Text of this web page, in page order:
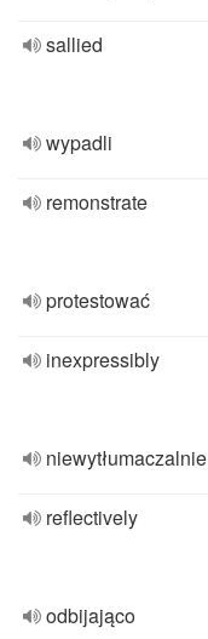
sallied
wypadli
remonstrate
protestować
inexpressibly
niewytłumaczalnie
reflectively
odbijająco